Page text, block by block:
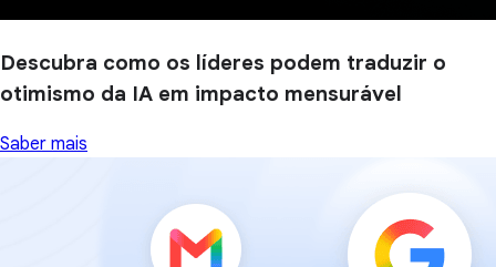
Descubra como os líderes podem traduzir o
otimismo da IA em impacto mensurável
Saber mais